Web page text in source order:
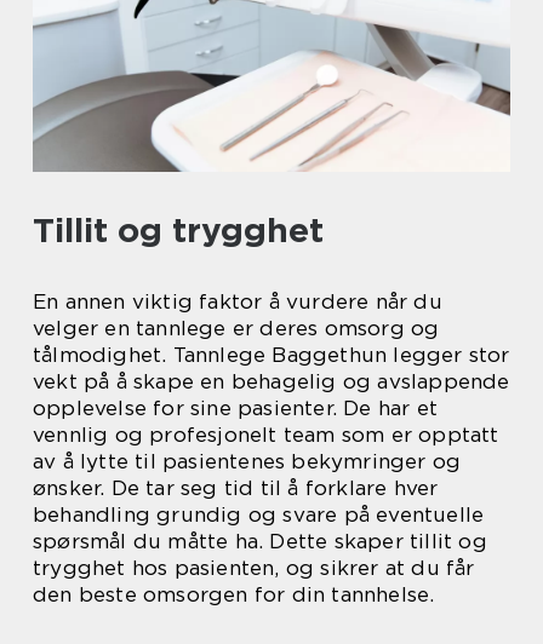
Tillit og trygghet
En annen viktig faktor å vurdere når du
velger en tannlege er deres omsorg og
tålmodighet. Tannlege Baggethun legger stor
vekt på å skape en behagelig og avslappende
opplevelse for sine pasienter. De har et
vennlig og profesjonelt team som er opptatt
av å lytte til pasientenes bekymringer og
ønsker. De tar seg tid til å forklare hver
behandling grundig og svare på eventuelle
spørsmål du måtte ha. Dette skaper tillit og
trygghet hos pasienten, og sikrer at du får
den beste omsorgen for din tannhelse.